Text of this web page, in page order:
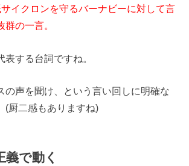
イクロンを守るバーナビーに対して言
群の一言。
表する台詞ですね。
の声を聞け、という言い回しに明確な
(厨二感もありますね)
義で動く